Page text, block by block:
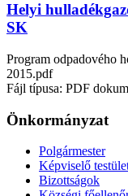
Helyi
SK
Program odpadového
2015.pdf
Fájl típusa: PDF
Önkormányzat
Polgármester
Képviselő
Bizottságok